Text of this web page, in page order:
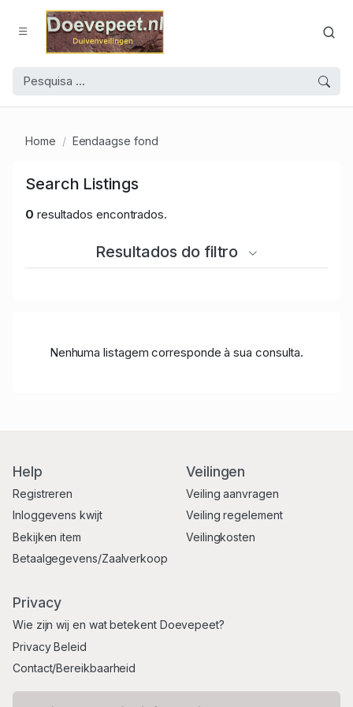
Home Eendaagse fond
Search Listings
0 resultados encontrados.
Resultados do filtro
Nenhuma listagem corresponde à sua consulta.
Help
Registreren
Inloggevens kwijt
Bekijken item
Betaalgegevens/Zaalverkoop
Veilingen
Veiling aanvragen
Veiling regelement
Veilingkosten
Privacy
Wie zijn wij en wat betekent Doevepeet?
Privacy Beleid
Contact/Bereikbaarheid